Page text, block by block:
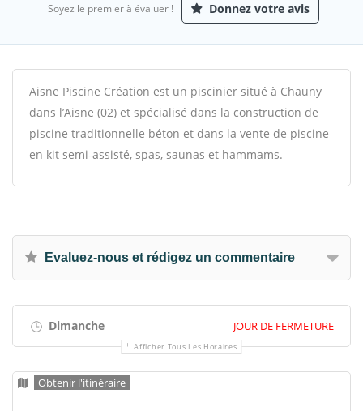
Soyez le premier à évaluer ! Donnez votre avis
Aisne Piscine Création est un piscinier situé à Chauny
dans l’Aisne (02) et spécialisé dans la construction de
piscine traditionnelle béton et dans la vente de piscine
en kit semi-assisté, spas, saunas et hammams.
Evaluez-nous et rédigez un commentaire
Dimanche JOUR DE FERMETURE
Afficher Tous Les Horaires
Obtenir l'itinéraire